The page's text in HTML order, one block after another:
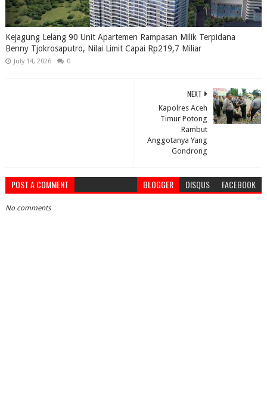
Kejagung Lelang 90 Unit Apartemen Rampasan Milik Terpidana
Benny Tjokrosaputro, Nilai Limit Capai Rp219,7 Miliar
July 14, 2026 0
NEXT
Kapolres Aceh
Timur Potong
Rambut
Anggotanya Yang
Gondrong
POST A COMMENT BLOGGER DISQUS FACEBOOK
No comments